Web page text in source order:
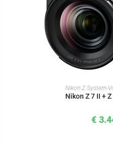
IN DEN
Nikon Z System-
Nikon Z 7 II +
€